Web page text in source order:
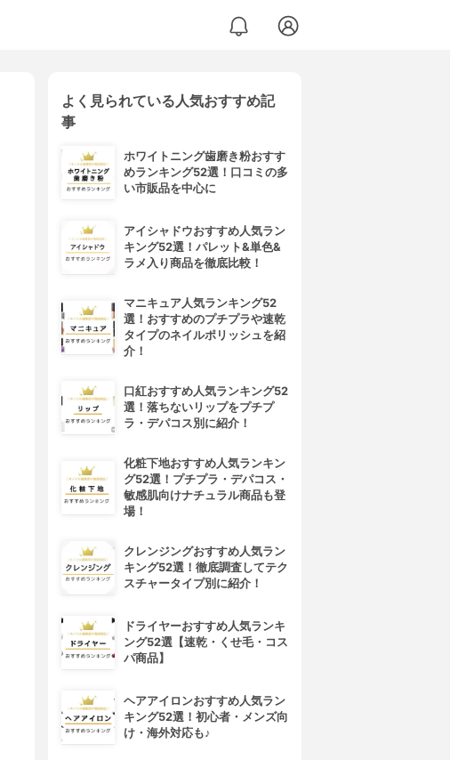
よく見られている人気おすすめ記
事
ホワイトニング歯磨き粉おすす
めランキング52選！口コミの多
い市販品を中心に
アイシャドウおすすめ人気ラン
キング52選！パレット&単色&
ラメ入り商品を徹底比較！
マニキュア人気ランキング52
選！おすすめのプチプラや速乾
タイプのネイルポリッシュを紹
介！
口紅おすすめ人気ランキング52
選！落ちないリップをプチプ
ラ・デパコス別に紹介！
化粧下地おすすめ人気ランキン
グ52選！プチプラ・デパコス・
敏感肌向けナチュラル商品も登
場！
クレンジングおすすめ人気ラン
キング52選！徹底調査してテク
スチャータイプ別に紹介！
ドライヤーおすすめ人気ランキ
ング52選【速乾・くせ毛・コス
パ商品】
ヘアアイロンおすすめ人気ラン
キング52選！初心者・メンズ向
け・海外対応も♪